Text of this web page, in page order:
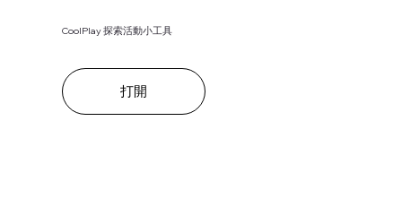
CoolPlay 探索活動小工具
打開